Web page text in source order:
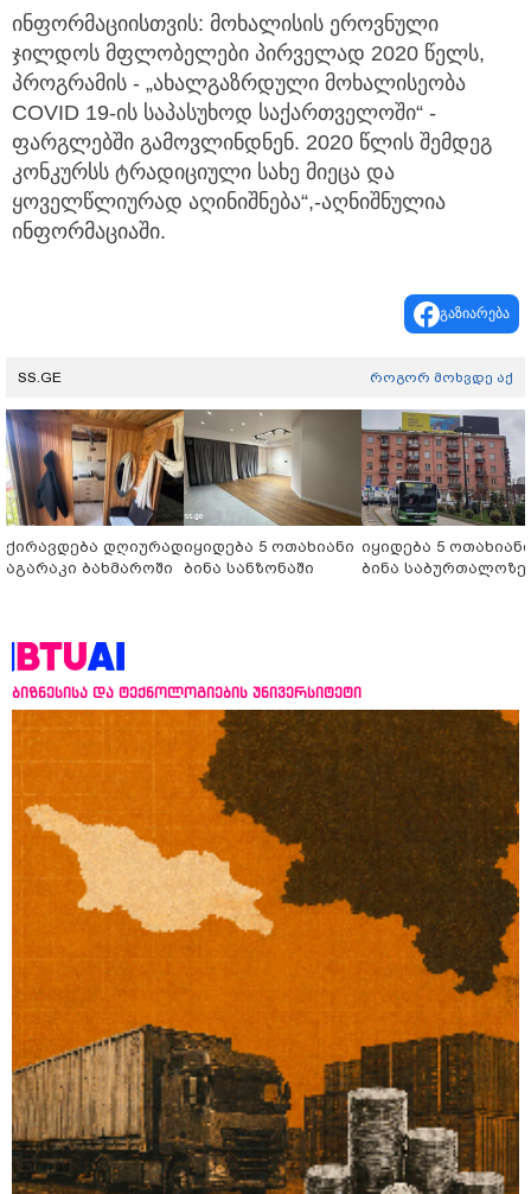
ინფორმაციისთვის: მოხალისის ეროვნული
ჯილდოს მფლობელები პირველად 2020 წელს,
პროგრამის - „ახალგაზრდული მოხალისეობა
COVID 19-ის საპასუხოდ საქართველოში“ -
ფარგლებში გამოვლინდნენ. 2020 წლის შემდეგ
კონკურსს ტრადიციული სახე მიეცა და
ყოველწლიურად აღინიშნება“,-აღნიშნულია
ინფორმაციაში.
გაზიარება
SS.GE როგორ მოხვდე აქ
ქირავდება დღიურად
აგარაკი ბახმაროში
იყიდება 5 ოთახიანი
ბინა სანზონაში
იყიდება 5 ოთახიანი
ბინა საბურთალოზე
ბიზნესისა და ტექნოლოგიების უნივერსიტეტი